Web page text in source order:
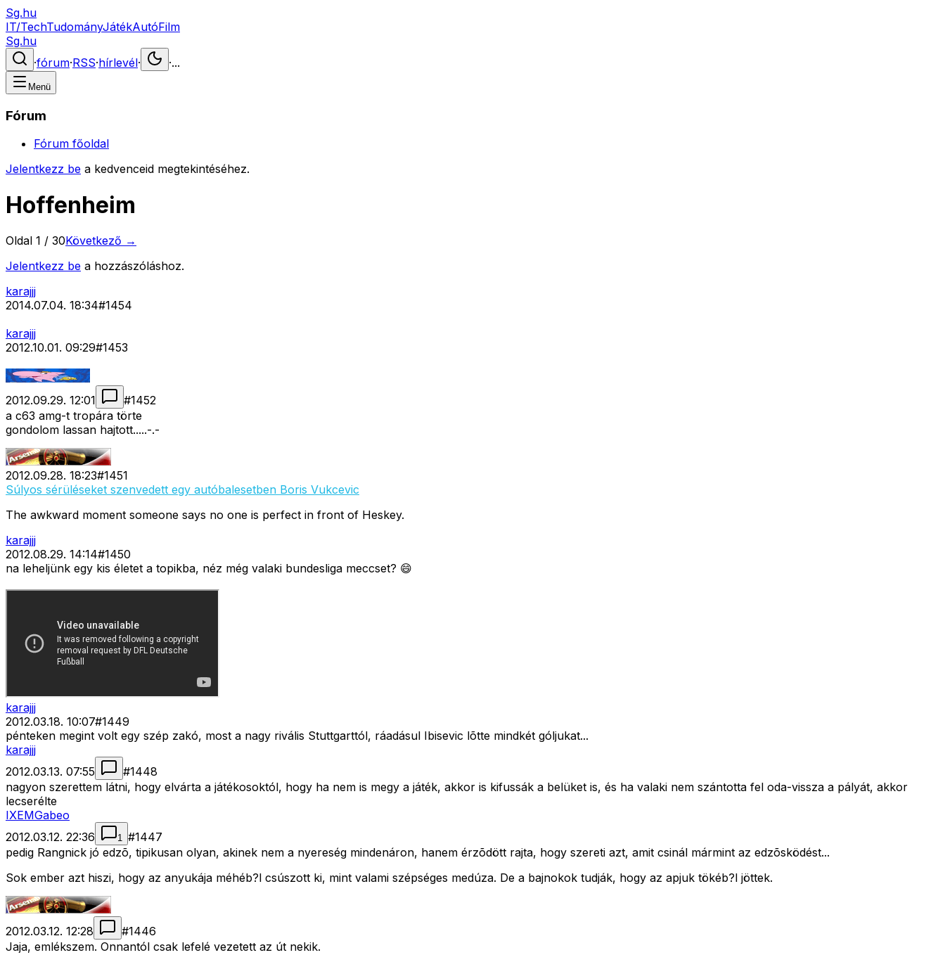
Sg.hu
IT/TechTudományJátékAutóFilm
Sg.hu
·fórum·RSS·hírlevél· ·...
Menü
Fórum
Fórum főoldal
Jelentkezz be a kedvenceid megtekintéséhez.
Hoffenheim
Oldal 1 / 30Következő →
Jelentkezz be a hozzászóláshoz.
karajjj
2014.07.04. 18:34#1454
karajjj
2012.10.01. 09:29#1453
2012.09.29. 12:01 #1452
a c63 amg-t tropára törte
gondolom lassan hajtott.....-.-
2012.09.28. 18:23#1451
Súlyos sérüléseket szenvedett egy autóbalesetben Boris Vukcevic
The awkward moment someone says no one is perfect in front of Heskey.
karajjj
2012.08.29. 14:14#1450
na leheljünk egy kis életet a topikba, néz még valaki bundesliga meccset? 😄
karajjj
2012.03.18. 10:07#1449
pénteken megint volt egy szép zakó, most a nagy rivális Stuttgarttól, ráadásul Ibisevic lõtte mindkét góljukat...
karajjj
2012.03.13. 07:55
#1448
nagyon szerettem látni, hogy elvárta a játékosoktól, hogy ha nem is megy a játék, akkor is kifussák a belüket is, és ha valaki nem szántotta fel oda-vissza a pályát, akkor
lecserélte
IXEMGabeo
2012.03.12. 22:36
1 #1447
pedig Rangnick jó edzõ, tipikusan olyan, akinek nem a nyereség mindenáron, hanem érzõdött rajta, hogy szereti azt, amit csinál mármint az edzõsködést...
Sok ember azt hiszi, hogy az anyukája méhéb?l csúszott ki, mint valami szépséges medúza. De a bajnokok tudják, hogy az apjuk tökéb?l jöttek.
2012.03.12. 12:28 #1446
Jaja, emlékszem. Onnantól csak lefelé vezetett az út nekik.